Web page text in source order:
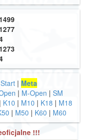
1499
1277
1273
Start | Meta
| M-Open | SM
| K10 | M10 | K18 | M18
| M50 | K60 | M60
!!!